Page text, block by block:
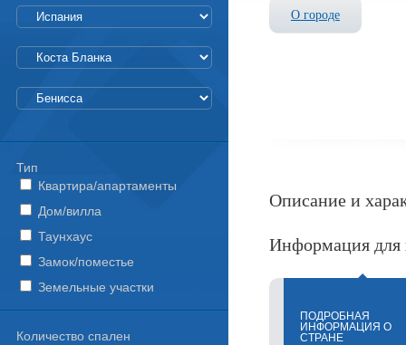
О городе
Описание и
Информация для
ПОДРОБНАЯ
ИНФОРМАЦИЯ О
СТРАНЕ
Тип
Квартира/апартаменты
Дом/вилла
Таунхаус
Замок/поместье
Земельные участки
Количество спален